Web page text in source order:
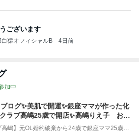
加中
クラブ高嶋25歳で開店✨高嶋りえ子 お着
ス バーキン コーデ
住人生活］